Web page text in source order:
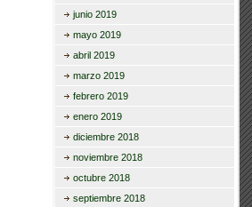
junio 2019
mayo 2019
abril 2019
marzo 2019
febrero 2019
enero 2019
diciembre 2018
noviembre 2018
octubre 2018
septiembre 2018